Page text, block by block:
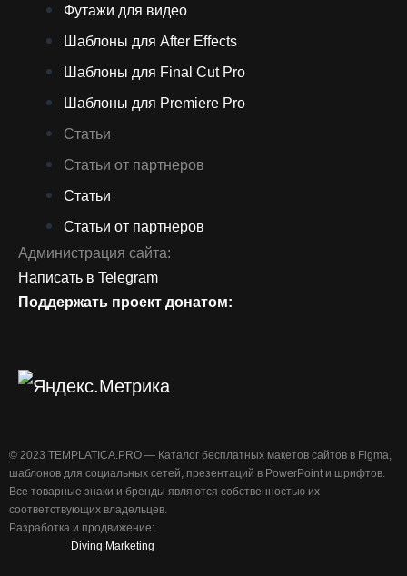
Футажи для видео
Шаблоны для After Effects
Шаблоны для Final Cut Pro
Шаблоны для Premiere Pro
Статьи
Статьи от партнеров
Статьи
Статьи от партнеров
Администрация сайта:
Написать в Telegram
Поддержать проект донатом:
©️ 2023 TEMPLATICA.PRO — Каталог бесплатных макетов сайтов в Figma,
шаблонов для социальных сетей, презентаций в PowerPoint и шрифтов.
Все товарные знаки и бренды являются собственностью их
соответствующих владельцев.
Разработка и продвижение:
Diving Marketing